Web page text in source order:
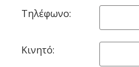
Τηλέφωνο:
Κινητό: